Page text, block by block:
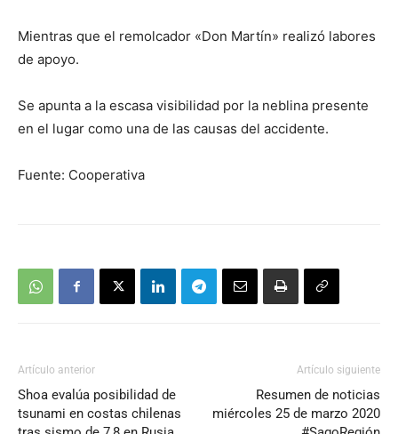
Mientras que el remolcador «Don Martín» realizó labores
de apoyo.
Se apunta a la escasa visibilidad por la neblina presente
en el lugar como una de las causas del accidente.
Fuente: Cooperativa
Artículo anterior
Shoa evalúa posibilidad de
tsunami en costas chilenas
Artículo siguiente
Resumen de noticias
miércoles 25 de marzo 2020